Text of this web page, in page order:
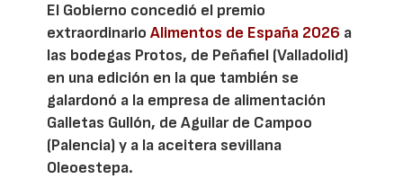
El Gobierno concedió el premio
extraordinarioAlimentos de España 2026 a
las bodegas Protos, de Peñafiel (Valladolid)
en una edición en la que también se
galardonó a la empresa de alimentación
Galletas Gullón, de Aguilar de Campoo
(Palencia) y a la aceitera sevillana
Oleoestepa.